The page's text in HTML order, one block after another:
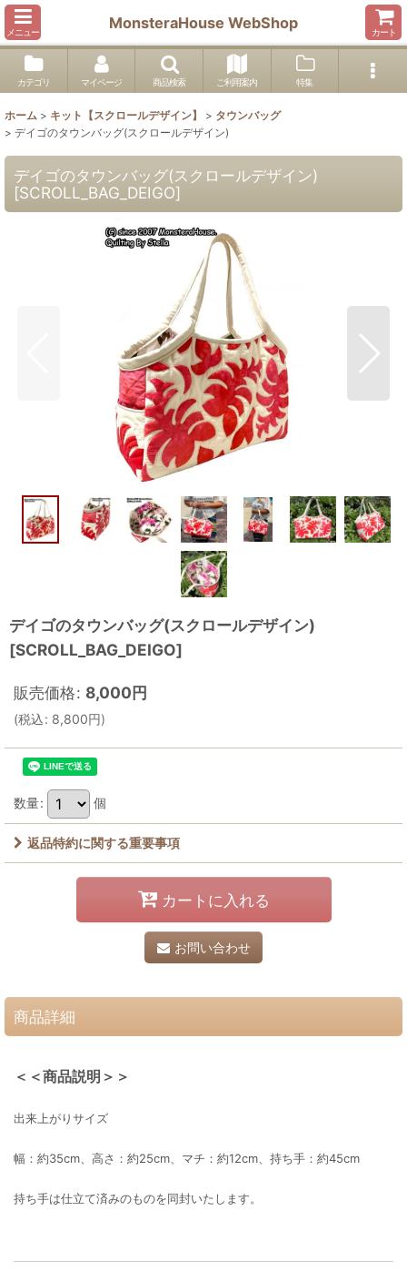
メニュー
MonsteraHouse WebShop
カート
カテゴリ マイページ 商品検索 ご利用案内 特集
ホーム > キット【スクロールデザイン】 > タウンバッグ
> デイゴのタウンバッグ(スクロールデザイン)
デイゴのタウンバッグ(スクロールデザイン)
[SCROLL_BAG_DEIGO]
デイゴのタウンバッグ(スクロールデザイン)
[SCROLL_BAG_DEIGO]
販売価格: 8,000円
(税込: 8,800円)
数量: 個
返品特約に関する重要事項
カートに入れる
お問い合わせ
商品詳細
＜＜商品説明＞＞
出来上がりサイズ
幅：約35cm、高さ：約25cm、マチ：約12cm、持ち手：約45cm
持ち手は仕立て済みのものを同封いたします。